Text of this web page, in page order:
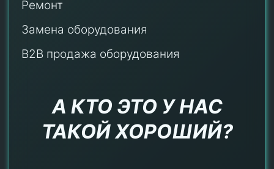
Ремонт
Замена оборудования
B2B продажа оборудования
А КТО ЭТО У НАС
ТАКОЙ ХОРОШИЙ?